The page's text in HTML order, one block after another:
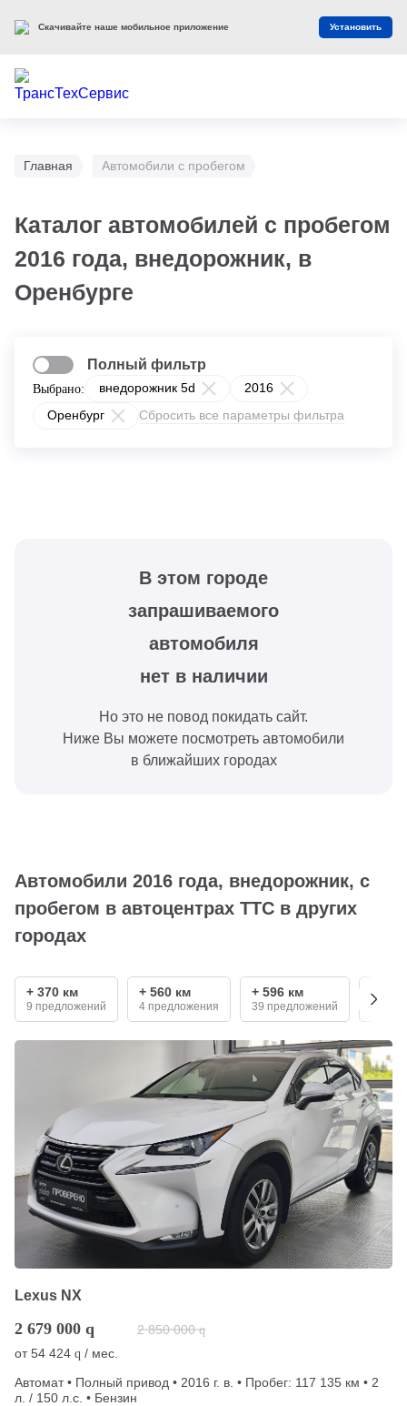
Главная Автомобили с пробегом
Каталог автомобилей с пробегом
2016 года, внедорожник, в
Оренбурге
Выбрано: внедорожник 5d
2016
Оренбург
Сбросить все параметры фильтра
Полный фильтр
В этом городе
запрашиваемого
автомобиля
нет в наличии
Но это не повод покидать сайт.
Ниже Вы можете посмотреть автомобили
в ближайших городах
Автомобили 2016 года, внедорожник, с
пробегом в автоцентрах ТТС в других
городах
+ 370 км
9 предложений
+ 560 км
4 предложения
+ 596 км
39 предложений
+ 720
5
Lexus NX
2 679 000 q 2 850 000 q
от54 424 q / мес.
Автомат • Полный привод • 2016 г. в. • Пробег: 117 135 км • 2
л. / 150 л.с. • Бензин
Скачивайте наше мобильное приложение Установить